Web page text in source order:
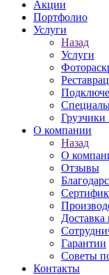
Акции
Портфолио
Услуги
Назад
Услуги
О компании
Назад
О
Отзывы
Гарантии
Советы
Контакты